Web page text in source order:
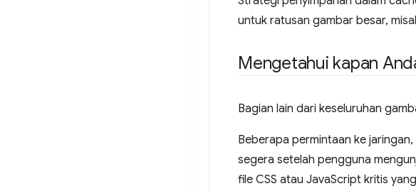
untuk ratusan gambar besar,
Mengetahui kapan
Bagian lain dari keseluruhan
Beberapa permintaan ke
segera setelah pengguna
file CSS atau JavaScript kritis